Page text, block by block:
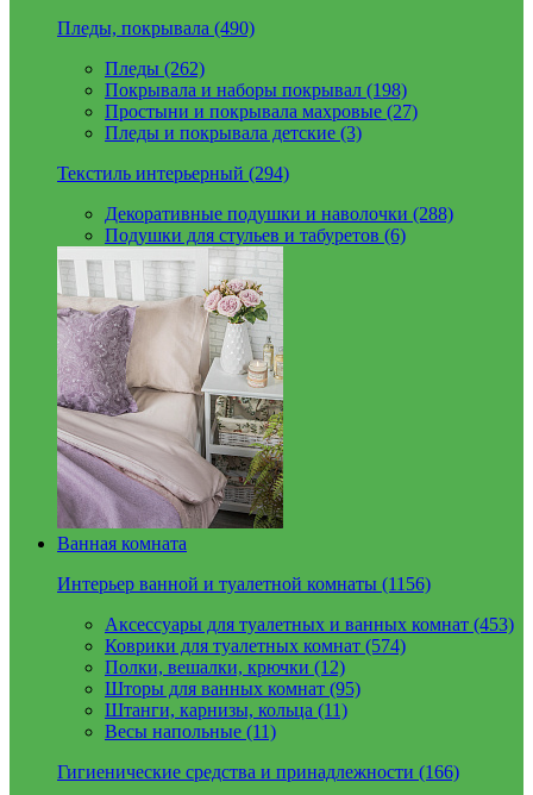
Пледы, покрывала (490)
Пледы (262)
Покрывала и наборы покрывал (198)
Простыни и покрывала махровые (27)
Пледы и покрывала детские (3)
Текстиль интерьерный (294)
Декоративные подушки и наволочки (288)
Подушки для стульев и табуретов (6)
Ванная комната
Интерьер ванной и туалетной комнаты (1156)
Аксессуары для туалетных и ванных комнат (453)
Коврики для туалетных комнат (574)
Полки, вешалки, крючки (12)
Шторы для ванных комнат (95)
Штанги, карнизы, кольца (11)
Весы напольные (11)
Гигиенические средства и принадлежности (166)